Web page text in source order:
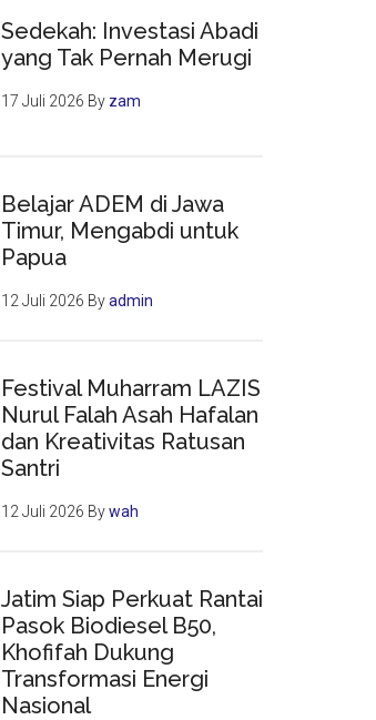
Sedekah: Investasi Abadi
yang Tak Pernah Merugi
17 Juli 2026 By zam
Belajar ADEM di Jawa
Timur, Mengabdi untuk
Papua
12 Juli 2026 Byadmin
Festival Muharram LAZIS
Nurul Falah Asah Hafalan
dan Kreativitas Ratusan
Santri
12 Juli 2026 Bywah
Jatim Siap Perkuat Rantai
Pasok Biodiesel B50,
Khofifah Dukung
Transformasi Energi
Nasional